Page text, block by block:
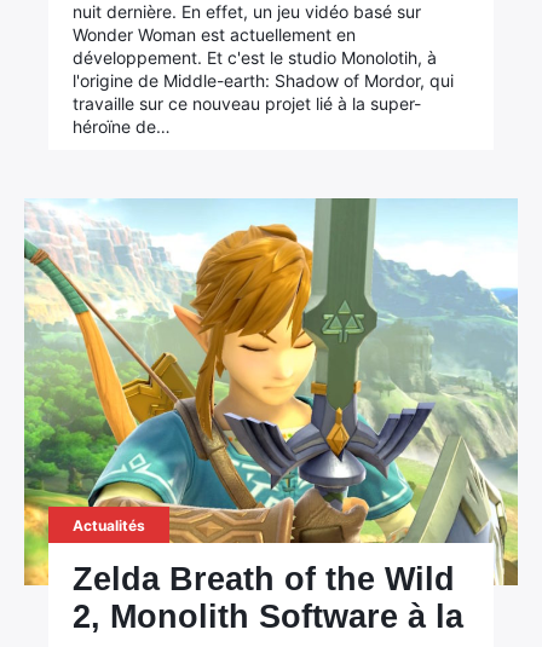
nuit dernière. En effet, un jeu vidéo basé sur
Wonder Woman est actuellement en
développement. Et c'est le studio Monolotih, à
l'origine de Middle-earth: Shadow of Mordor, qui
travaille sur ce nouveau projet lié à la super-
héroïne de…
Actualités
Zelda Breath of the Wild
2, Monolith Software à la